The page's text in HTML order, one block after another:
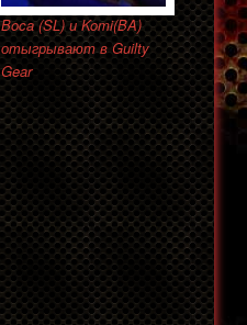
Boca (SL) и Komi(BA)
отыгрывают в Guilty
Gear